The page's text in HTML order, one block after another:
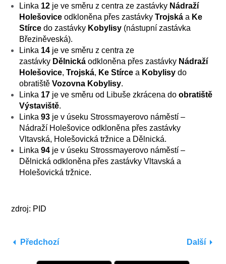
Linka 12 je ve směru z centra ze zastávky Nádraží
Holešovice odkloněna přes zastávky Trojská a Ke
Stírce do zastávky Kobylisy (nástupní zastávka
Březiněveská).
Linka 14 je ve směru z centra ze
zastávky Dělnická odkloněna přes zastávky Nádraží
Holešovice, Trojská, Ke Stírce a Kobylisy do
obratiště Vozovna Kobylisy.
Linka 17 je ve směru od Libuše zkrácena do obratiště
Výstaviště.
Linka 93 je v úseku Strossmayerovo náměstí –
Nádraží Holešovice odkloněna přes zastávky
Vltavská, Holešovická tržnice a Dělnická.
Linka 94 je v úseku Strossmayerovo náměstí –
Dělnická odkloněna přes zastávky Vltavská a
Holešovická tržnice.
zdroj: PID
Předchozí Další